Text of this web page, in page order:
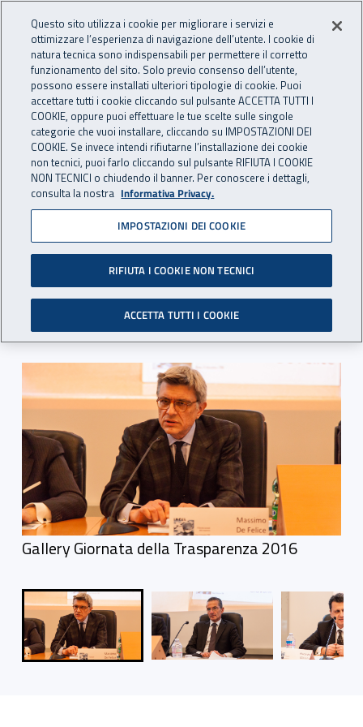
INAIL - Istituto Nazionale
Apri cerca
Navigazione principale
Navigazione - Ti trovi in:
Home Inail comunica Multimedia Foto gallery
Giornata della trasparenza
2016
Gli scatti della sesta Giornata nazionale della
trasparenza presso l’Auditorium della direzione
generale dell’Istituto
Foto gallery
Gallery Giornata della Trasparenza 2016
Questo sito utilizza i cookie per migliorare i servizi e
ottimizzare l’esperienza di navigazione dell’utente. I cookie di
natura tecnica sono indispensabili per permettere il corretto
funzionamento del sito. Solo previo consenso dell’utente,
possono essere installati ulteriori tipologie di cookie. Puoi
accettare tutti i cookie cliccando sul pulsante ACCETTA TUTTI I
COOKIE, oppure puoi effettuare le tue scelte sulle singole
categorie che vuoi installare, cliccando su IMPOSTAZIONI DEI
COOKIE. Se invece intendi rifiutarne l’installazione dei cookie
non tecnici, puoi farlo cliccando sul pulsante RIFIUTA I COOKIE
NON TECNICI o chiudendo il banner. Per conoscere i dettagli,
consulta la nostra Informativa Privacy.
IMPOSTAZIONI DEI COOKIE
RIFIUTA I COOKIE NON TECNICI
ACCETTA TUTTI I COOKIE